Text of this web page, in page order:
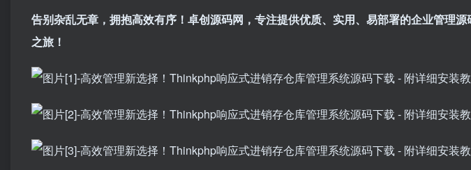
告别杂乱无章，拥抱高效有序！卓创源码网，专注提供优质、实用、易部署的企业管理
之旅！​